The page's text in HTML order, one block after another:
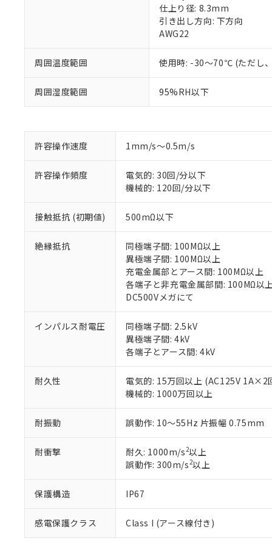
仕上り径: 8.3mm
引き出し方向: 下方向
AWG22
周囲温度範囲 使用時: -30～70℃ (ただし、
周囲湿度範囲 95%RH以下
許容操作速度 1mm/s～0.5m/s
許容操作頻度
電気的: 30回/分以下
機械的: 120回/分以下
接触抵抗 (初期値) 500mΩ以下
絶縁抵抗
同極端子間: 100MΩ以上
異極端子間: 100MΩ以上
充電金属部とアース間: 100MΩ以上
各端子と非充電金属部間: 100MΩ以
DC500Vメガにて
インパルス耐電圧
同極端子間: 2.5kV
異極端子間: 4kV
各端子とアース間: 4kV
耐久性
電気的: 15万回以上 (AC125V
機械的: 1000万回以上
耐振動 誤動作: 10～55Hz 片振幅 0.75mm
耐衝撃 耐久: 1000m/s2以上
誤動作: 300m/s2以上
保護構造 IP67
感電保護クラス Class I (アース線付き)
ご利用条件
以下の条件をお読
本サービス
くものです。
当社制御機
のであり、
オムロン制
在庫状況お
ている必要が
お客様が当
いる法人を
※1 対応状況
対応済み：EU
対応予定：EU
対応予定なし：
調査・確認中：
*EU RoHS指令（10物質
鉛(Pb) 1000ppm以下、
六価クロム(Cr(Ⅵ))
フタル酸ビス(2-エチル
但し、RoHS指令で産
※2 対応予定月
部品在庫の切り替
※3 非含有証明
下記の非含有証明
EU RoHS指令（
※本証明書は発行
また、RoHS指令
「○」：最大均質
「×」：最大均質
「－」：未確認で
DBP(フタル酸ジブチル
※2 環境保護使
「ｅ」：有害物質
「10」：通常の使
味します。
当社は、こ
う）を輸出
などの必要な
ます。
また当社は
たしません。
記
説明
△
－
在庫な
空
白
受注生